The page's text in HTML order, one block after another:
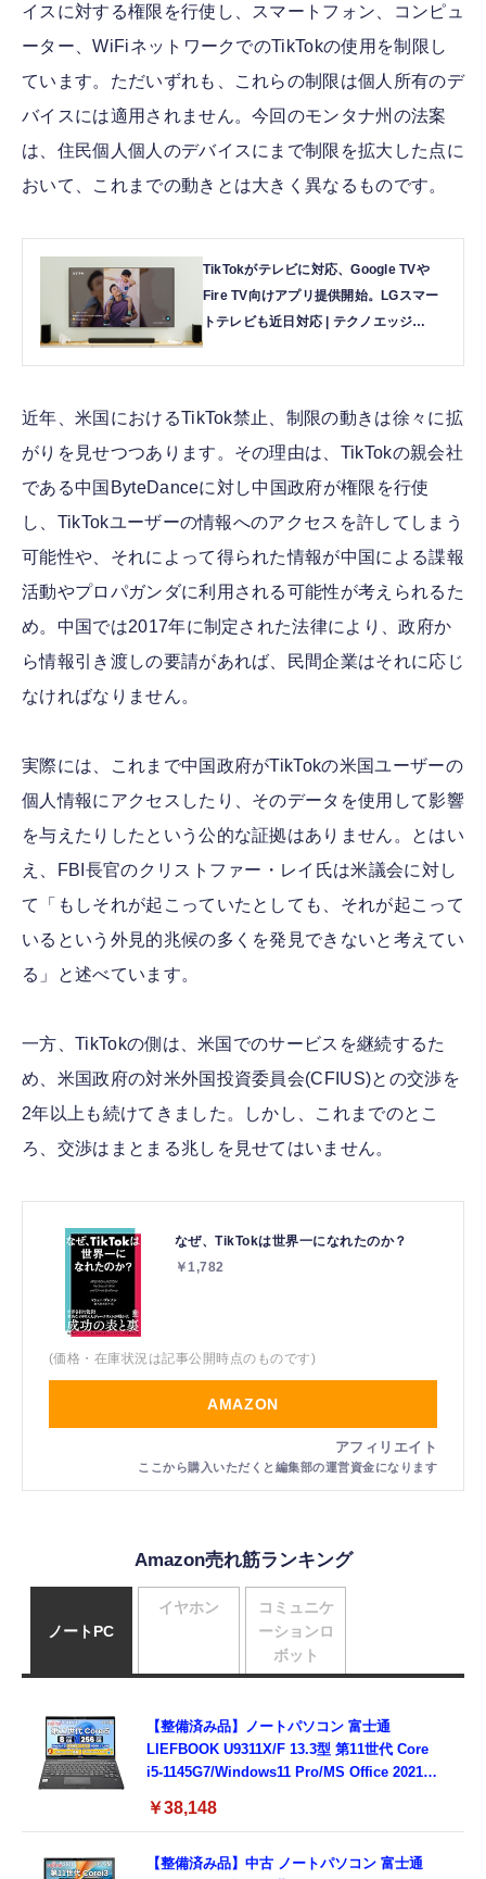
イスに対する権限を行使し、スマートフォン、コンピュ
ーター、WiFiネットワークでのTikTokの使用を制限し
ています。ただいずれも、これらの制限は個人所有のデ
バイスには適用されません。今回のモンタナ州の法案
は、住民個人個人のデバイスにまで制限を拡大した点に
おいて、これまでの動きとは大きく異なるものです。
TikTokがテレビに対応、Google TVや
Fire TV向けアプリ提供開始。LGスマー
トテレビも近日対応 | テクノエッジ
近年、米国におけるTikTok禁止、制限の動きは徐々に拡
がりを見せつつあります。その理由は、TikTokの親会社
である中国ByteDanceに対し中国政府が権限を行使
し、TikTokユーザーの情報へのアクセスを許してしまう
可能性や、それによって得られた情報が中国による諜報
活動やプロパガンダに利用される可能性が考えられるた
め。中国では2017年に制定された法律により、政府か
ら情報引き渡しの要請があれば、民間企業はそれに応じ
なければなりません。
実際には、これまで中国政府がTikTokの米国ユーザーの
個人情報にアクセスしたり、そのデータを使用して影響
を与えたりしたという公的な証拠はありません。とはい
え、FBI長官のクリストファー・レイ氏は米議会に対し
て「もしそれが起こっていたとしても、それが起こって
いるという外見的兆候の多くを発見できないと考えてい
る」と述べています。
一方、TikTokの側は、米国でのサービスを継続するた
め、米国政府の対米外国投資委員会(CFIUS)との交渉を
2年以上も続けてきました。しかし、これまでのとこ
ろ、交渉はまとまる兆しを見せてはいません。
なぜ、TikTokは世界一になれたのか？
￥1,782
(価格・在庫状況は記事公開時点のものです)
AMAZON
Amazon売れ筋ランキング
ノートPC
【整備済み品】ノートパソコン 富士通
LIEFBOOK U9311X/F 13.3型 第11世代 Core
i5-1145G7/Windows11 Pro/MS Office 2021搭
Type-C/360度回転対応/有線静音マウス付
8GB,SSD256GB)
￥38,148
【整備済み品】中古 ノートパソコン 富士通
イヤホン
コミュニケ
ーションロ
ボット